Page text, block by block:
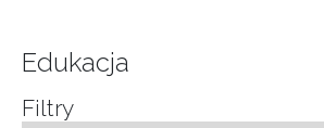
Edukacja
Filtry